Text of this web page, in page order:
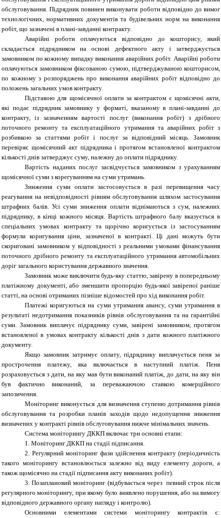
обслуговування. Підрядник повинен виконувати роботи відповідно до вимог
технологічних, нормативних документів та будівельних норм на виконання
робіт, що зазначені в плані-завданні контракту.
Аварійні роботи оплачуються відповідно до кошторису, який
складається підрядником на основі дефектного акту і затверджується
замовником по кожному випадку виконання аварійних робіт. Аварійні роботи
оплачуються замовником фіксованою сумою, підтверджуваною кошторисом,
по кожному з розпоряджень про виконання аварійних робіт відповідно до
положень загальних умов контракту.
Підставою для щомісячної оплати за контрактом є щомісячні акти,
які подає підрядник замовнику у форматі, вказаному в плані-завданні до
контракту, із зазначенням вартості послуг (виконання робіт) з дрібного
поточного ремонту та експлуатаційного утримання та аварійних робіт з
розбивкою за статтями робіт і послуг за відповідний місяць. Замовник
перевіряє щомісячний акт підрядника і протягом встановленої контрактом
кількості днів затверджує суму, належну до оплати підряднику.
Вартість наданих послуг засвідчується замовником з урахуванням
щомісячної суми з корегуванням на суми утримань.
Зниження суми оплати застосовується в разі перевищення часу
реагування на невідповідності рівням обслуговування шляхом застосування
штрафних балів. Усі суми зниження оплати віднімаються з сум, належних
підряднику, в кінці кожного місяця. Вартість штрафного балу вказується в
спеціальних умовах контракту та щорічно коригується із застосуванням
формули коригування ціни, зазначеної в контракті. Ці дані можуть бути
скориговані замовником у відповідності з реальними умовами фінансування
поточного дрібного ремонту та експлуатаційного утримання автомобільних
доріг загального користування державного значення.
Замовник може виключити будь-яку статтю, завірену в попередньому
платіжному документі, або зменшити пропорцію будь-якої завіреної раніше
статті, на основі отриманих пізніше відомостей про хід виконання робіт.
Платежі коригуються на суми утримання авансу, суми утримання в
результаті недотримання показників рівнів обслуговування та на гарантійні
суми. Замовник виплачує підряднику суми, завірені замовником, протягом
встановленої в умовах контракту кількості днів з дати кожного платіжного
документу.
Якщо замовник затримує оплату, підряднику виплачується пеня за
прострочення платежу, яка включається в наступний платіж. Пеня
розраховується з дати, на яку мав бути виконаний платіж, до дати, на яку він
був фактично виконаний, за переважаючою ставкою комерційного
запозичення.
Моніторинг виконується для визначення ступеню дотримання рівнів
обслуговування та розробки планів заходів щодо недопущення зниження
визначених у контракті рівнів обслуговування нижче мінімальних значень.
Система моніторингу ДККП включає три основні етапи:
1. Моніторинг ДККП на стадії підписання.
2. Регулярний моніторинг фази здійснення контракту (періодичність
такого моніторингу встановлюється залежно від виду елементу дороги, а
також щомісячно на стадії підписання акту виконаних робіт).
3. Позаплановий моніторинг (відбувається через певний строк після
регулярного моніторингу, при якому було виявлено порушення, або на вимогу
відповідного державного органу нагляду і контролю).
Основними елементами системи моніторингу контрактів є: